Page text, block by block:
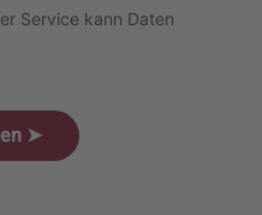
Service kann Daten
➤